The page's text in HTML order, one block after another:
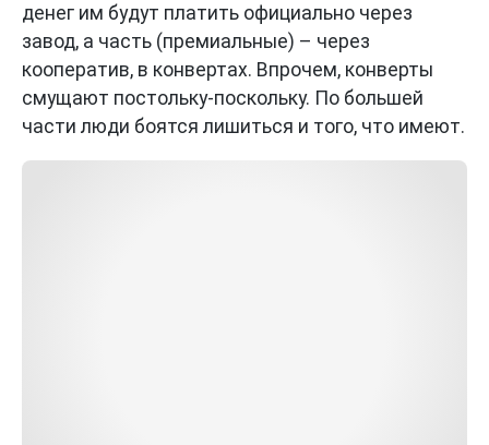
денег им будут платить официально через
завод, а часть (премиальные) – через
кооператив, в конвертах. Впрочем, конверты
смущают постольку-поскольку. По большей
части люди боятся лишиться и того, что имеют.